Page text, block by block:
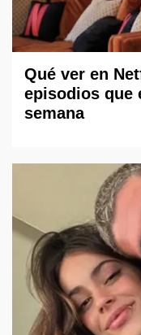
Qué ver en
episodios que
semana